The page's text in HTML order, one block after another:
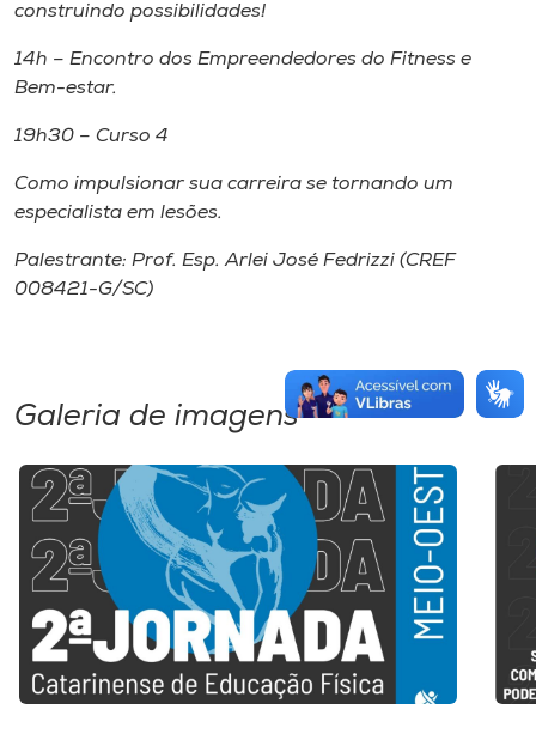
construindo possibilidades!
14h – Encontro dos Empreendedores do Fitness e
Bem-estar.
19h30 – Curso 4
Como impulsionar sua carreira se tornando um
especialista em lesões.
Palestrante: Prof. Esp. Arlei José Fedrizzi (CREF
008421-G/SC)
Galeria de imagens